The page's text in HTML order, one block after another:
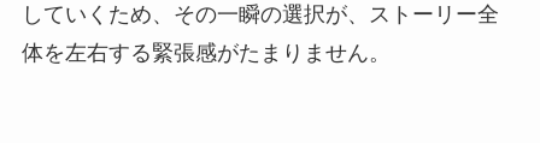
していくため、その一瞬の選択が、ストーリー全
体を左右する緊張感がたまりません。